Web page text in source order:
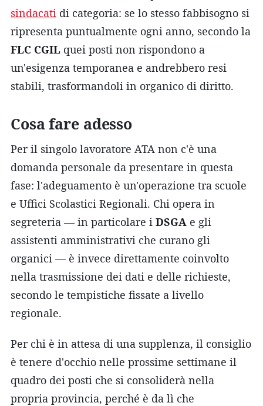
sindacati di categoria: se lo stesso fabbisogno si
ripresenta puntualmente ogni anno, secondo la
FLC CGIL quei posti non rispondono a
un'esigenza temporanea e andrebbero resi
stabili, trasformandoli in organico di diritto.
Cosa fare adesso
Per il singolo lavoratore ATA non c'è una
domanda personale da presentare in questa
fase: l'adeguamento è un'operazione tra scuole
e Uffici Scolastici Regionali. Chi opera in
segreteria — in particolare i DSGA e gli
assistenti amministrativi che curano gli
organici — è invece direttamente coinvolto
nella trasmissione dei dati e delle richieste,
secondo le tempistiche fissate a livello
regionale.
Per chi è in attesa di una supplenza, il consiglio
è tenere d'occhio nelle prossime settimane il
quadro dei posti che si consoliderà nella
propria provincia, perché è da lì che